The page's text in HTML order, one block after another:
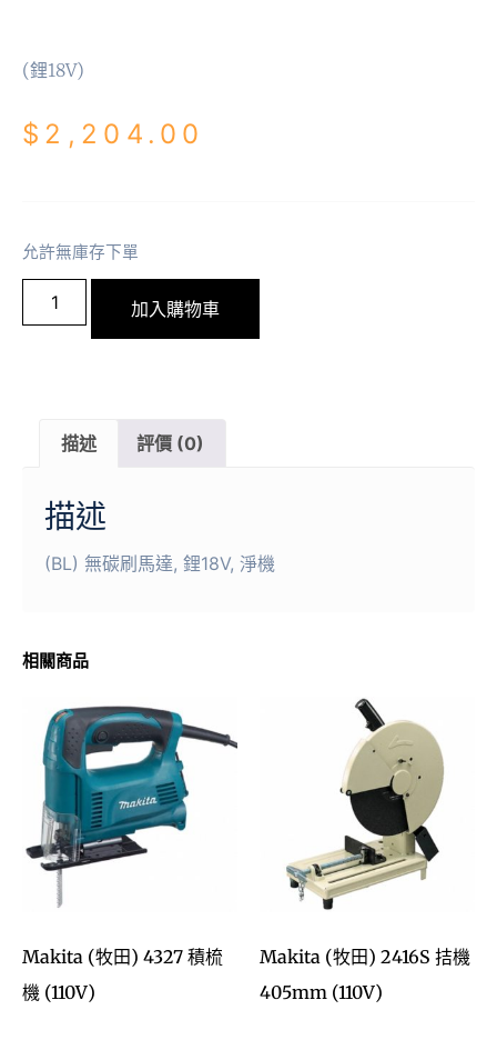
(鋰18V)
$ 2,204.00
允許無庫存下單
加入購物車
描述 評價 (0)
描述
(BL) 無碳刷馬達, 鋰18V, 淨機
相關商品
Makita (牧田) 4327 積梳
機 (110V)
Makita (牧田) 2416S 拮機
405mm (110V)